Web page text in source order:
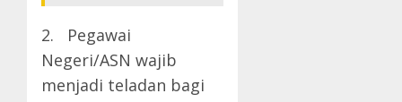
2. Pegawai
Negeri/ASN wajib
menjadi teladan bagi